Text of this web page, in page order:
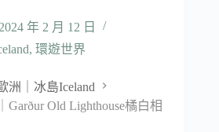
2024 年 2 月 12 日
, 環遊世界
洲｜冰島Iceland
Old Lighthouse橘白相